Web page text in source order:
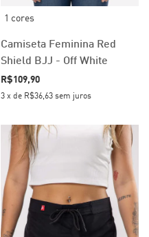
1 cores
Camiseta Feminina Red
Shield BJJ - Off White
R$109,90
3 x de R$36,63 sem juros